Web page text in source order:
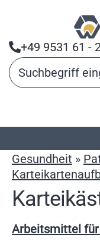
+49 9531 61 -
Gesundheit »
Arbeitsmittel